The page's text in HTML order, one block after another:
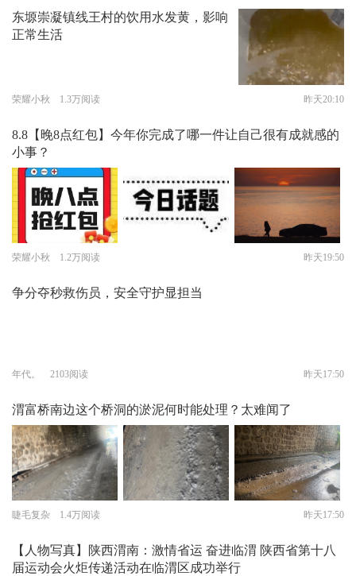
东塬崇凝镇线王村的饮用水发黄，影响
正常生活
荣耀小秋 1.3万阅读 昨天20:10
8.8【晚8点红包】今年你完成了哪一件让自己很有成就感的
小事？
荣耀小秋 1.2万阅读 昨天19:50
争分夺秒救伤员，安全守护显担当
年代。 2103阅读 昨天17:50
渭富桥南边这个桥洞的淤泥何时能处理？太难闻了
睫毛复杂 1.4万阅读 昨天17:50
【人物写真】陕西渭南：激情省运 奋进临渭 陕西省第十八
届运动会火炬传递活动在临渭区成功举行